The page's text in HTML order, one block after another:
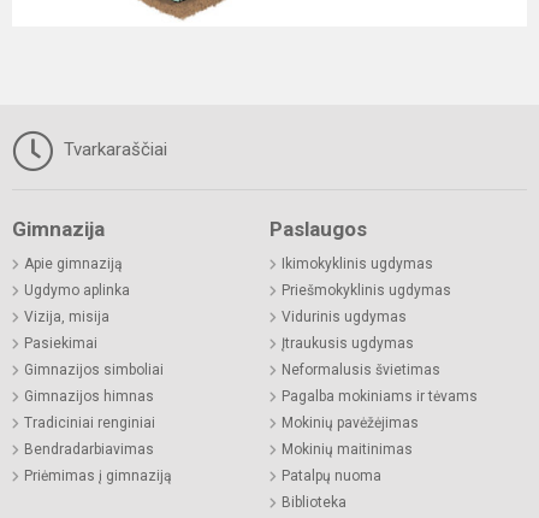
Tvarkaraščiai
Gimnazija
Apie gimnaziją
Ugdymo aplinka
Vizija, misija
Pasiekimai
Gimnazijos simboliai
Gimnazijos himnas
Tradiciniai renginiai
Bendradarbiavimas
Priėmimas į gimnaziją
Paslaugos
Ikimokyklinis ugdymas
Priešmokyklinis ugdymas
Vidurinis ugdymas
Įtraukusis ugdymas
Neformalusis švietimas
Pagalba mokiniams ir tėvams
Mokinių pavėžėjimas
Mokinių maitinimas
Patalpų nuoma
Biblioteka